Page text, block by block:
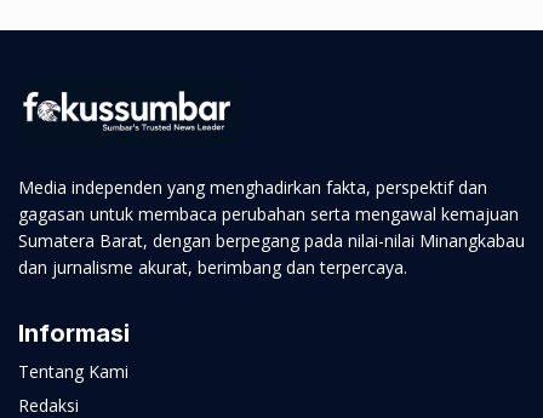
Media independen yang menghadirkan fakta, perspektif dan
gagasan untuk membaca perubahan serta mengawal kemajuan
Sumatera Barat, dengan berpegang pada nilai-nilai Minangkabau
dan jurnalisme akurat, berimbang dan terpercaya.
Informasi
Tentang Kami
Redaksi